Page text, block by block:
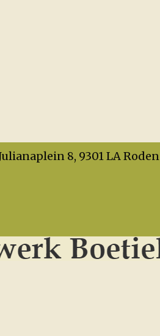
8, 9301 LA Roden